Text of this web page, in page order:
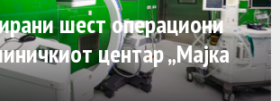
шест операциони
центар „Мајка